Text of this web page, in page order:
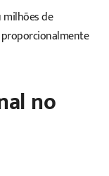
milhões de
no